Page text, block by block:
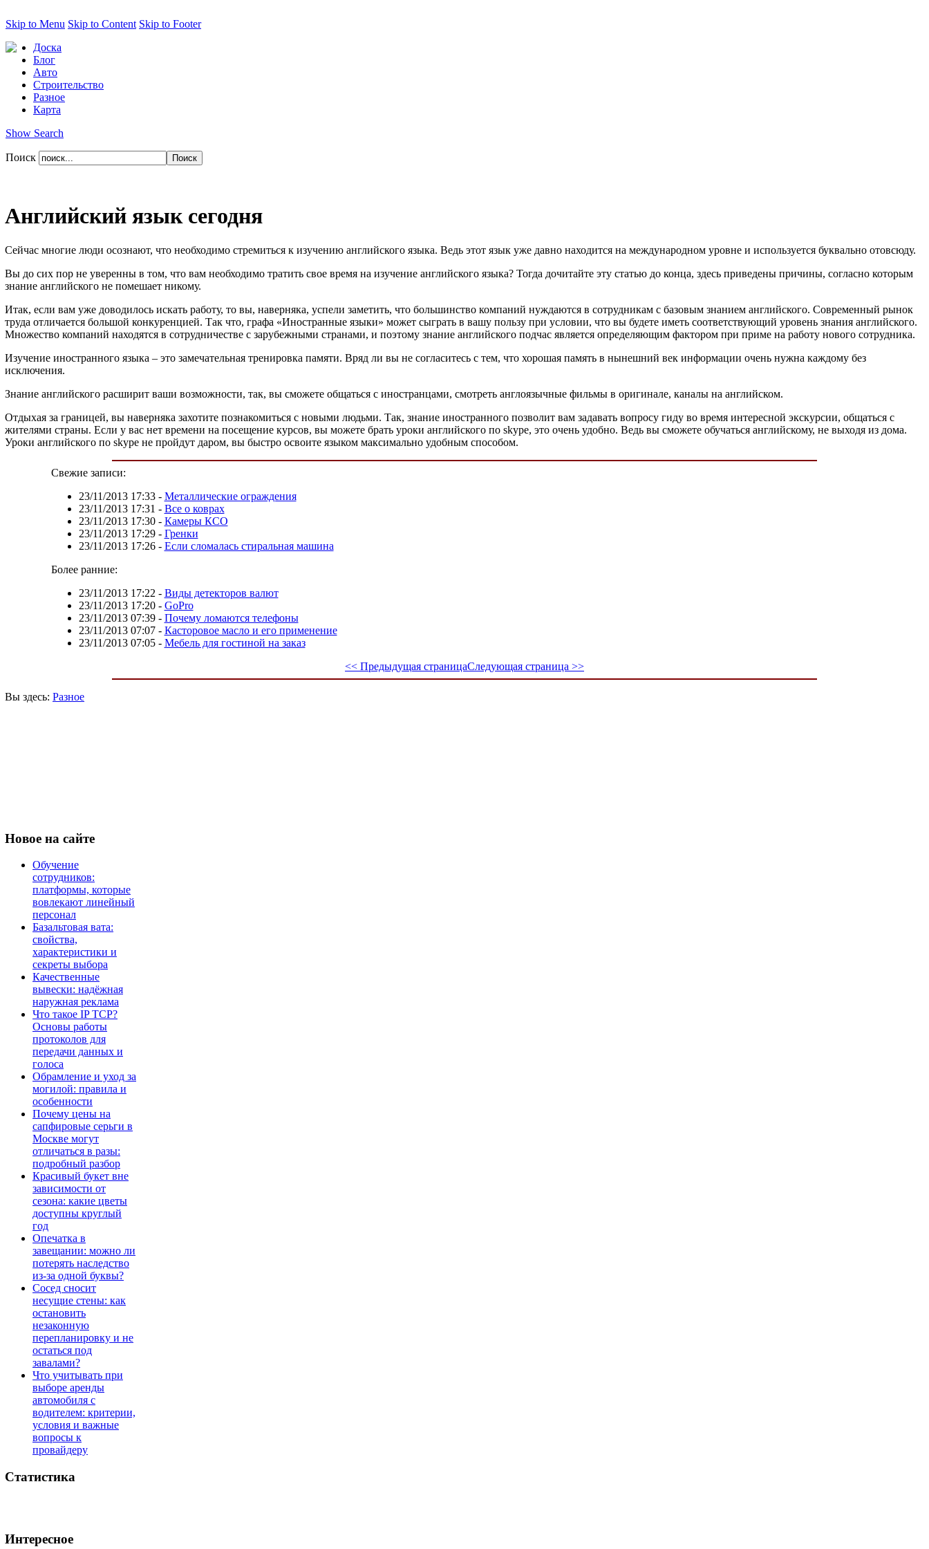
Skip to Menu Skip to Content Skip to Footer
Доска
Блог
Авто
Строительство
Разное
Карта
Show Search
Поиск
Английский язык сегодня
Сейчас многие люди осознают, что необходимо стремиться к изучению английского языка. Ведь этот язык уже давно находится на международном уровне и используется буквально отовсюду.
Вы до сих пор не уверенны в том, что вам необходимо тратить свое время на изучение английского языка? Тогда дочитайте эту статью до конца, здесь приведены причины, согласно которым
знание английского не помешает никому.
Итак, если вам уже доводилось искать работу, то вы, наверняка, успели заметить, что большинство компаний нуждаются в сотрудникам с базовым знанием английского. Современный рынок
труда отличается большой конкуренцией. Так что, графа «Иностранные языки» может сыграть в вашу пользу при условии, что вы будете иметь соответствующий уровень знания английского.
Множество компаний находятся в сотрудничестве с зарубежными странами, и поэтому знание английского подчас является определяющим фактором при приме на работу нового сотрудника.
Изучение иностранного языка – это замечательная тренировка памяти. Вряд ли вы не согласитесь с тем, что хорошая память в нынешний век информации очень нужна каждому без
исключения.
Знание английского расширит ваши возможности, так, вы сможете общаться с иностранцами, смотреть англоязычные фильмы в оригинале, каналы на английском.
Отдыхая за границей, вы наверняка захотите познакомиться с новыми людьми. Так, знание иностранного позволит вам задавать вопросу гиду во время интересной экскурсии, общаться с
жителями страны. Если у вас нет времени на посещение курсов, вы можете брать уроки английского по skype, это очень удобно. Ведь вы сможете обучаться английскому, не выходя из дома.
Уроки английского по skype не пройдут даром, вы быстро освоите языком максимально удобным способом.
Свежие записи:
23/11/2013 17:33- Металлические ограждения
23/11/2013 17:31 - Все о коврах
23/11/2013 17:30- Камеры КСО
23/11/2013 17:29- Гренки
23/11/2013 17:26- Если сломалась стиральная машина
Более ранние:
23/11/2013 17:22 - Виды детекторов валют
23/11/2013 17:20- GoPro
23/11/2013 07:39- Почему ломаются телефоны
23/11/2013 07:07- Касторовое масло и его применение
23/11/2013 07:05- Мебель для гостиной на заказ
<< Предыдущая страницаСледующая страница >>
Вы здесь: Разное
Новое на сайте
Обучение
сотрудников:
платформы, которые
вовлекают линейный
персонал
Базальтовая вата:
свойства,
характеристики и
секреты выбора
Качественные
вывески: надёжная
наружная реклама
Что такое IP TCP?
Основы работы
протоколов для
передачи данных и
голоса
Обрамление и уход за
могилой: правила и
особенности
Почему цены на
сапфировые серьги в
Москве могут
отличаться в разы:
подробный разбор
Красивый букет вне
зависимости от
сезона: какие цветы
доступны круглый
год
Опечатка в
завещании: можно ли
потерять наследство
из-за одной буквы?
Сосед сносит
несущие стены: как
остановить
незаконную
перепланировку и не
остаться под
завалами?
Что учитывать при
выборе аренды
автомобиля с
водителем: критерии,
условия и важные
вопросы к
провайдеру
Статистика
Интересное